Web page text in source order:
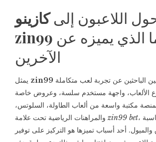
اللاعبون إلىكازينو
zin99
الآخرين
zin99
الألعاب، واجهة مستخدم سلسة، وعروض خاصة
مكتبة واسعة من ألعاب الطاولة، السلوتس،
zin99 bet، ما يجعلها مناسبة
والميول. أحد أسباب تميزها هو التركيز على توفير